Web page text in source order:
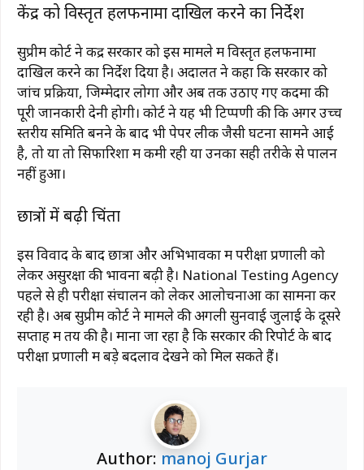
केंद्र को विस्तृत हलफनामा दाखिल करने का निर्देश
सुप्रीम कोर्ट ने केंद्र सरकार को इस मामले में विस्तृत हलफनामा
दाखिल करने का निर्देश दिया है। अदालत ने कहा कि सरकार को
जांच प्रक्रिया, जिम्मेदार लोगों और अब तक उठाए गए कदमों की
पूरी जानकारी देनी होगी। कोर्ट ने यह भी टिप्पणी की कि अगर उच्च
स्तरीय समिति बनने के बाद भी पेपर लीक जैसी घटना सामने आई
है, तो या तो सिफारिशों में कमी रही या उनका सही तरीके से पालन
नहीं हुआ।
छात्रों में बढ़ी चिंता
इस विवाद के बाद छात्रों और अभिभावकों में परीक्षा प्रणाली को
लेकर असुरक्षा की भावना बढ़ी है। National Testing Agency
पहले से ही परीक्षा संचालन को लेकर आलोचनाओं का सामना कर
रही है। अब सुप्रीम कोर्ट ने मामले की अगली सुनवाई जुलाई के दूसरे
सप्ताह में तय की है। माना जा रहा है कि सरकार की रिपोर्ट के बाद
परीक्षा प्रणाली में बड़े बदलाव देखने को मिल सकते हैं।
Author: manoj Gurjar